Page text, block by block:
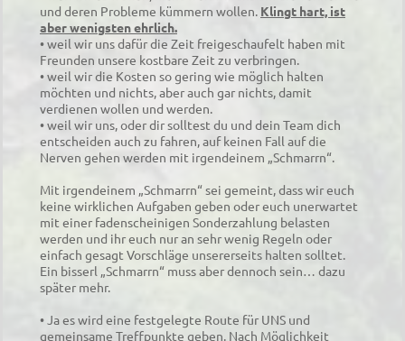
und deren Probleme kümmern wollen. Klingt hart, ist
aber wenigsten ehrlich.
• weil wir uns dafür die Zeit freigeschaufelt haben mit
Freunden unsere kostbare Zeit zu verbringen.
• weil wir die Kosten so gering wie möglich halten
möchten und nichts, aber auch gar nichts, damit
verdienen wollen und werden.
• weil wir uns, oder dir solltest du und dein Team dich
entscheiden auch zu fahren, auf keinen Fall auf die
Nerven gehen werden mit irgendeinem „Schmarrn“.
Mit irgendeinem „Schmarrn“ sei gemeint, dass wir euch
keine wirklichen Aufgaben geben oder euch unerwartet
mit einer fadenscheinigen Sonderzahlung belasten
werden und ihr euch nur an sehr wenig Regeln oder
einfach gesagt Vorschläge unsererseits halten solltet.
Ein bisserl „Schmarrn“ muss aber dennoch sein… dazu
später mehr.
• Ja es wird eine festgelegte Route für UNS und
gemeinsame Treffpunkte geben. Nach Möglichkeit